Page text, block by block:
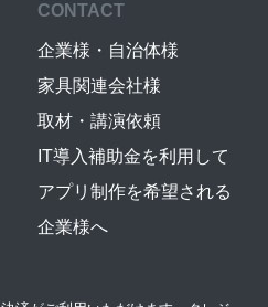
CONTACT
企業様・自治体様
家具関連会社様
取材・講演依頼
IT導入補助金を利用して
アプリ制作を希望される
企業様へ